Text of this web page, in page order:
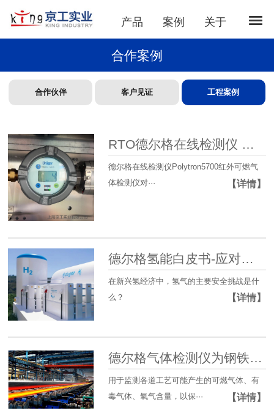
产品 案例 关于
合作案例
合作伙伴 客户见证 工程案例
RTO德尔格在线检测仪 现场检测标定服务
德尔格在线检测仪Polytron5700红外可燃气
体检测仪对···
【详情】
德尔格氢能白皮书-应对氢气的7大安全挑战
在新兴氢经济中，氢气的主要安全挑战是什
么？
【详情】
德尔格气体检测仪为钢铁冶炼保驾护航
用于监测各道工艺可能产生的可燃气体、有
毒气体、氧气含量，以保···
【详情】